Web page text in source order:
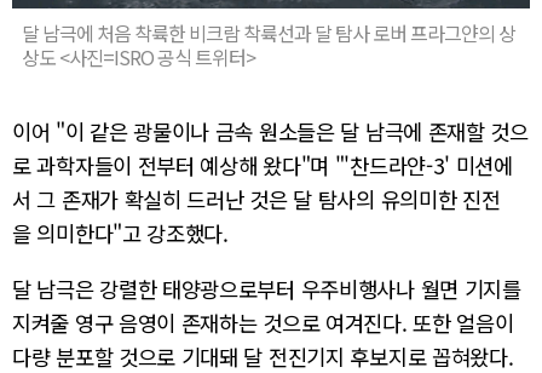
달 남극에 처음 착륙한 비크람 착륙선과 달 탐사 로버 프라그얀의 상
상도 <사진=ISRO 공식 트위터>
이어 "이 같은 광물이나 금속 원소들은 달 남극에 존재할 것으
로 과학자들이 전부터 예상해 왔다"며 "'찬드라얀-3' 미션에
서 그 존재가 확실히 드러난 것은 달 탐사의 유의미한 진전
을 의미한다"고 강조했다.
달 남극은 강렬한 태양광으로부터 우주비행사나 월면 기지를
지켜줄 영구 음영이 존재하는 것으로 여겨진다. 또한 얼음이
다량 분포할 것으로 기대돼 달 전진기지 후보지로 꼽혀왔다.